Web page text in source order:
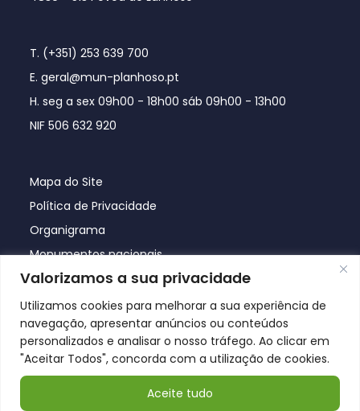
Valorizamos a sua privacidade
Utilizamos cookies para melhorar a sua experiência de
navegação, apresentar anúncios ou conteúdos
personalizados e analisar o nosso tráfego. Ao clicar em
"Aceitar Todos", concorda com a utilização de cookies.
Aceite tudo
T. (+351) 253 639 700
E. geral@mun-planhoso.pt
H. seg a sex 09h00 - 18h00 sáb 09h00 - 13h00
NIF 506 632 920
Mapa do Site
Política de Privacidade
Organigrama
Monumentos nacionais